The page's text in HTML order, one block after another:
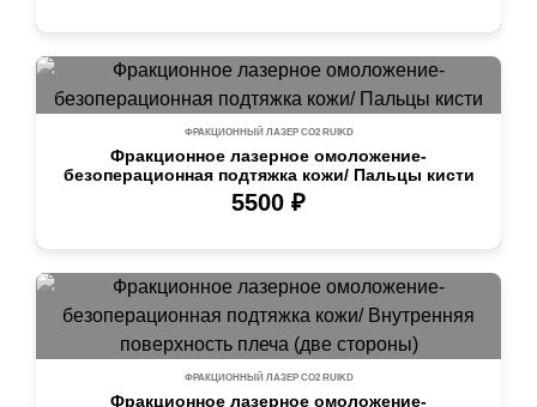
ФРАКЦИОННЫЙ ЛАЗЕР СО2 RUIKD
Фракционное лазерное омоложение-
безоперационная подтяжка кожи/ Пальцы кисти
5500 ₽
ФРАКЦИОННЫЙ ЛАЗЕР СО2 RUIKD
Фракционное лазерное омоложение-